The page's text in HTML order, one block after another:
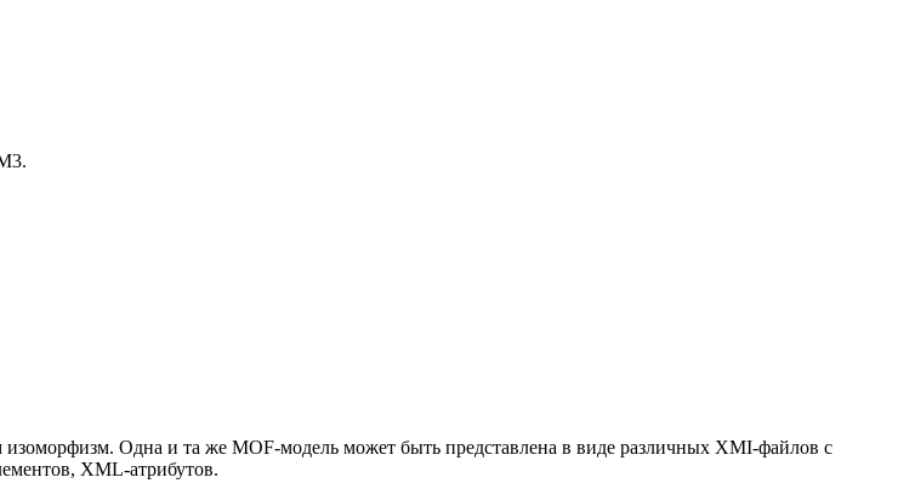
Одна и та же MOF-модель может быть представлена в виде различных XMI-файлов с
XML-атрибутов.